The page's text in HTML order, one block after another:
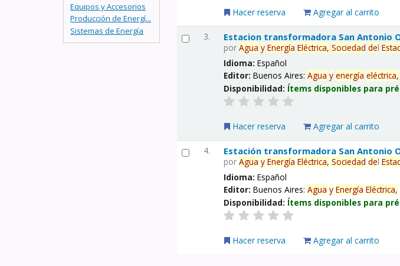
Equipos y Accesorios
Producción de Energí...
Sistemas de Energía
Hacer reserva Agregar al carrito
3. Estacion transformadora San Antonio
porAgua y Energía Eléctrica, Sociedad del
Idioma:Español
Editor:Buenos Aires:Agua y energía eléctrica,
Disponibilidad: Ítems disponibles para
Hacer reserva Agregar al carrito
4. Estación transformadora San Antonio
porAgua y Energía Eléctrica, Sociedad del
Idioma:Español
Editor:Buenos Aires:Agua y Energía Eléctrica,
Disponibilidad: Ítems disponibles para
Hacer reserva Agregar al carrito